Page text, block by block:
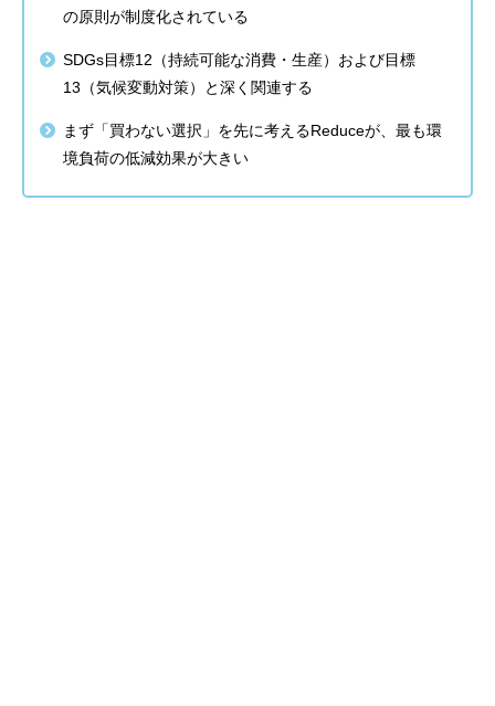
の原則が制度化されている
SDGs目標12（持続可能な消費・生産）および目標
13（気候変動対策）と深く関連する
まず「買わない選択」を先に考えるReduceが、最も環
境負荷の低減効果が大きい